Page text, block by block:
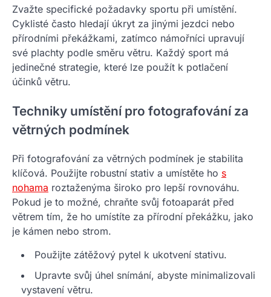
Zvažte specifické požadavky sportu při umístění.
Cyklisté často hledají úkryt za jinými jezdci nebo
přírodními překážkami, zatímco námořníci upravují
své plachty podle směru větru. Každý sport má
jedinečné strategie, které lze použít k potlačení
účinků větru.
Techniky umístění pro fotografování za
větrných podmínek
Při fotografování za větrných podmínek je stabilita
klíčová. Použijte robustní stativ a umístěte ho s
nohama roztaženýma široko pro lepší rovnováhu.
Pokud je to možné, chraňte svůj fotoaparát před
větrem tím, že ho umístíte za přírodní překážku, jako
je kámen nebo strom.
Použijte zátěžový pytel k ukotvení stativu.
Upravte svůj úhel snímání, abyste minimalizovali
vystavení větru.